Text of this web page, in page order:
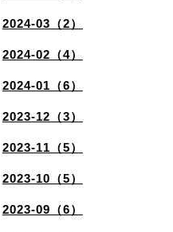
2024-03（2）
2024-02（4）
2024-01（6）
2023-12（3）
2023-11（5）
2023-10（5）
2023-09（6）